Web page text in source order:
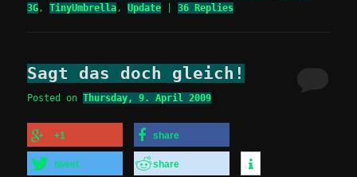
3G,TinyUmbrella,Update |36 Replies
Sagt das doch gleich!
Posted onThursday, 9. April 2009
+1 share
tweet share